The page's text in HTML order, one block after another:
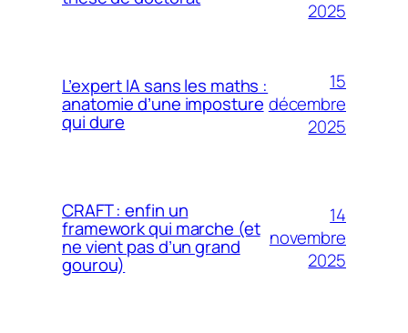
2025
L’expert IA sans les maths :
anatomie d’une imposture
qui dure
15
décembre
2025
CRAFT : enfin un
framework qui marche (et
ne vient pas d’un grand
gourou)
14
novembre
2025